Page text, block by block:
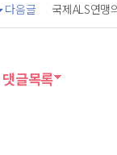
다음글 국제ALS연맹
댓글목록